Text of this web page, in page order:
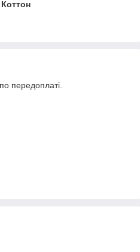
Коттон
передоплаті.